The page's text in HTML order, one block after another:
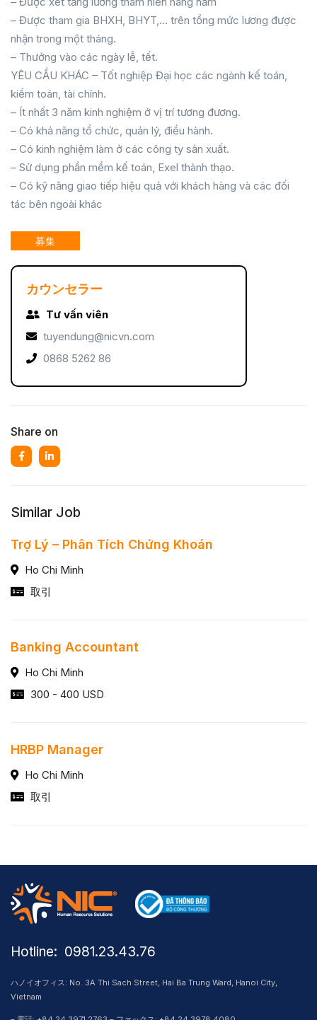
– Được tham gia BHXH, BHYT,… trên tổng mức lương được
nhận trong một tháng.
– Thưởng vào các ngày lễ, tết.
YÊU CẦU KHÁC – Tốt nghiệp Đại học các ngành kế toán,
kiểm toán, tài chính.
– Ít nhất 3 năm kinh nghiệm ở vị trí tương đương.
– Có khả năng tổ chức, quản lý, điều hành.
– Có kinh nghiệm làm ở các công ty sản xuất.
– Sử dụng phần mềm kế toán, Exel thành thạo.
– Có kỹ năng giao tiếp hiệu quả với khách hàng và các đối
tác bên ngoài khác
募集
カウンセラー
Tư vấn viên
tuyendung@nicvn.com
0868 5262 86
Share on
Similar Job
Trợ Lý – Phân Tích Chứng Khoán
Ho Chi Minh
取引
Banking Accountant
Ho Chi Minh
300 - 400 USD
HRBP Manager
Ho Chi Minh
取引
Hotline: ​ 0981.23.43.76
ハノイオフィス: No. 3A Thi Sach Street, Hai Ba Trung Ward, Hanoi City,
Vietnam